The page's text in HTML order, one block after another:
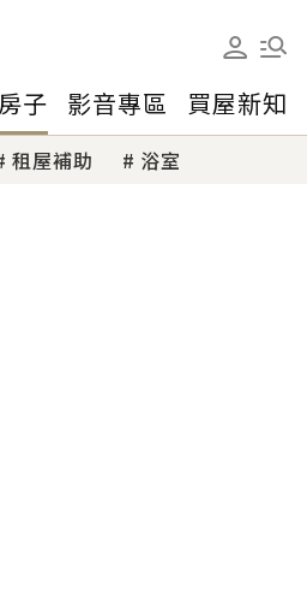
子 影音專區 買屋新知
租屋補助 浴室